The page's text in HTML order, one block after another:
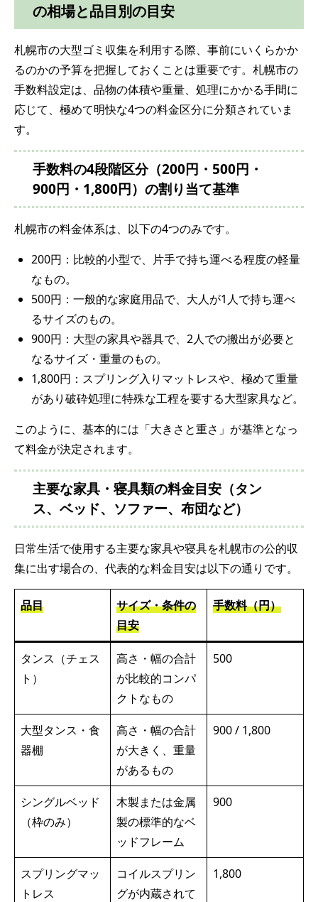
の相場と品目別の目安
札幌市の大型ゴミ収集を利用する際、事前にいくらかか
るのかの予算を把握しておくことは重要です。札幌市の
手数料設定は、品物の体積や重量、処理にかかる手間に
応じて、極めて明快な4つの料金区分に分類されていま
す。
手数料の4段階区分（200円・500円・
900円・1,800円）の割り当て基準
札幌市の料金体系は、以下の4つのみです。
200円：比較的小型で、片手で持ち運べる程度の軽量
なもの。
500円：一般的な家庭用品で、大人が1人で持ち運べ
るサイズのもの。
900円：大型の家具や器具で、2人での搬出が必要と
なるサイズ・重量のもの。
1,800円：スプリング入りマットレスや、極めて重量
があり破砕処理に特殊な工程を要する大型家具など。
このように、基本的には「大きさと重さ」が基準となっ
て料金が決定されます。
主要な家具・寝具類の料金目安（タン
ス、ベッド、ソファー、布団など）
日常生活で使用する主要な家具や寝具を札幌市の公的収
集に出す場合の、代表的な料金目安は以下の通りです。
品目
サイズ・条件の
目安
手数料（円）
タンス（チェス
ト）
高さ・幅の合計
が比較的コンパ
クトなもの
500
大型タンス・食
器棚
高さ・幅の合計
が大きく、重量
があるもの
900 / 1,800
シングルベッド
（枠のみ）
木製または金属
製の標準的なベ
ッドフレーム
900
スプリングマッ
トレス
コイルスプリン
グが内蔵されて
1,800